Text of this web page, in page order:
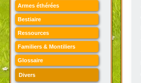
Armes éthérées
Bestiaire
Ressources
Familiers & Montiliers
Glossaire
Divers